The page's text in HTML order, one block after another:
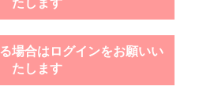
場合はログインをお願いい
たします